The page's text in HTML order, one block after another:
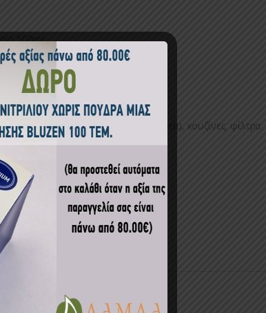
500mL.
(σιφώνια, είδη υγιεινής, πατώματα), κουζίνες, φίλτρα
κάδους απορριμμάτων κ.ά.
ΑΠΟΛΥΜΑΝΤΙΚΑ-ΑΠΟΣΜΗΤΙΚΑ